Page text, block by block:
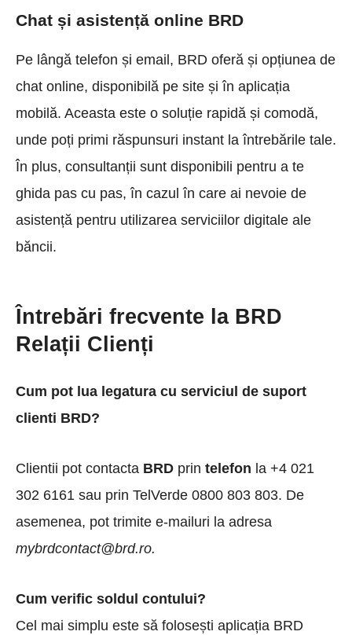
Chat și asistență online BRD
Pe lângă telefon și email, BRD oferă și opțiunea de
chat online, disponibilă pe site și în aplicația
mobilă. Aceasta este o soluție rapidă și comodă,
unde poți primi răspunsuri instant la întrebările tale.
În plus, consultanții sunt disponibili pentru a te
ghida pas cu pas, în cazul în care ai nevoie de
asistență pentru utilizarea serviciilor digitale ale
băncii.
Întrebări frecvente la BRD
Relații Clienți
Cum pot lua legatura cu serviciul de suport
clienti BRD?
Clientii pot contacta BRD prin telefon la +4 021
302 6161 sau prin TelVerde 0800 803 803. De
asemenea, pot trimite e-mailuri la adresa
mybrdcontact@brd.ro.
Cum verific soldul contului?
Cel mai simplu este să folosești aplicația BRD